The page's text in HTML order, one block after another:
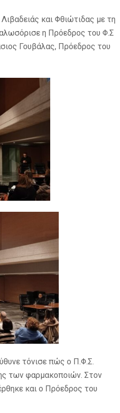
και Φθιώτιδας με τη
η Πρόεδρος του Φ.Σ
Γουβάλας, Πρόεδρος του
τόνισε πώς ο Π.Φ.Σ.
των φαρμακοποιών. Στον
και ο Πρόεδρος του